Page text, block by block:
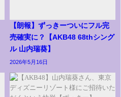
【朗報】ずっきーついにフル完
売確実に？【AKB48 68thシング
ル 山内瑞葵】
2026年5月16日